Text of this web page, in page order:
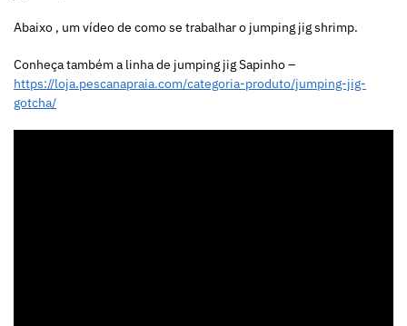
Abaixo , um vídeo de como se trabalhar o jumping jig shrimp.
Conheça também a linha de jumping jig Sapinho –
https://loja.pescanapraia.com/categoria-produto/jumping-jig-
gotcha/